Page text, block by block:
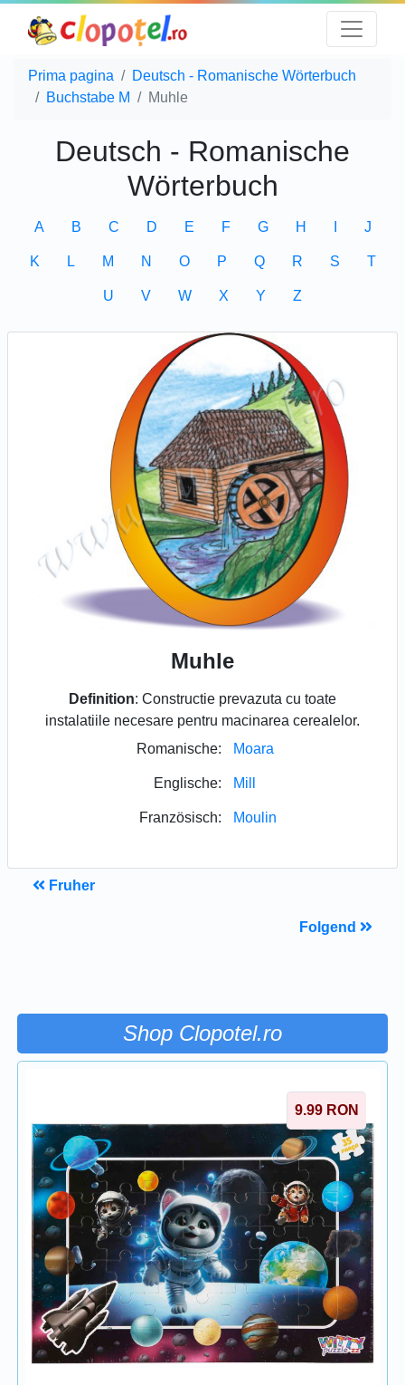
Prima pagina
Deutsch - Romanische Wörterbuch
Buchstabe M
Muhle
Deutsch - Romanische
Wörterbuch
A B C D E F G H J
K L M N O P Q R S T
U V W X Y Z
Muhle
Definition: Constructie prevazuta cu toate
instalatiile necesare pentru macinarea cerealelor.
Romanische:
Moara
Englische: Mill
Französisch: Moulin
Fruher
Folgend
Shop Clopotel.ro
9.99 RON